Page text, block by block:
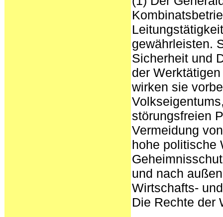
gewährleisten.
Sicherheit und
der
wirken sie
störungsfreien
Vermeidung
hohe politische
und nach
Wirtschafts-
Die Rechte der